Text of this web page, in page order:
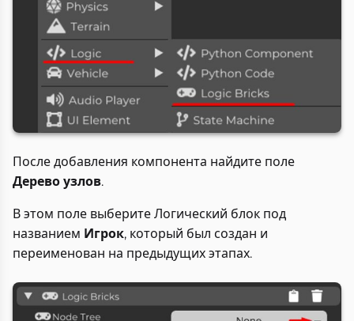
После добавления компонента найдите поле
Дерево узлов.
В этом поле выберите Логический блок под
названием Игрок, который был создан и
переименован на предыдущих этапах.